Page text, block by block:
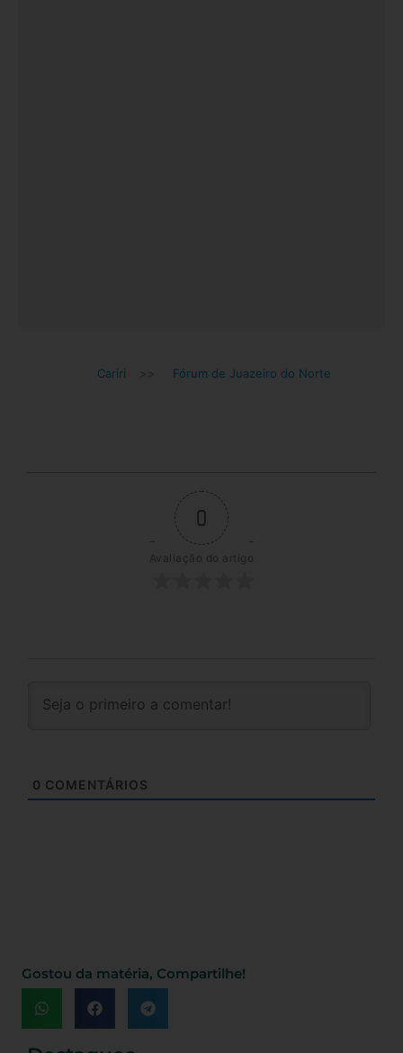
Cariri >> Fórum de Juazeiro do Norte
0
Avaliação do artigo
0 COMENTÁRIOS
Gostou da matéria, Compartilhe!